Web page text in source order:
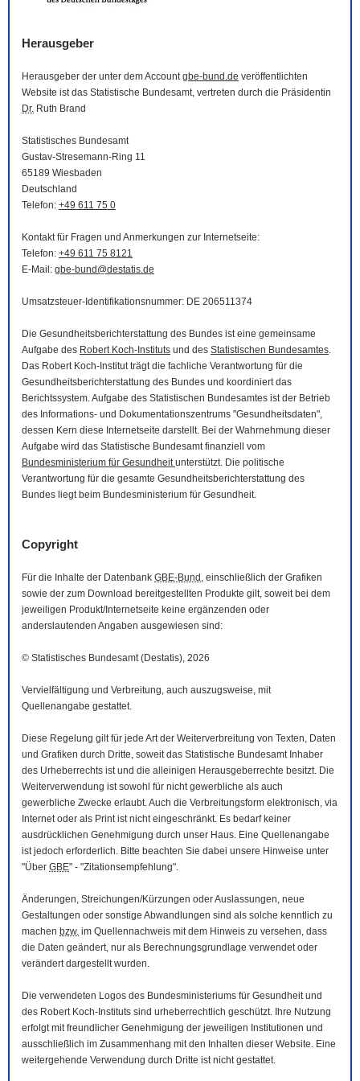
Herausgeber
Herausgeber der unter dem Accountgbe-bund.de veröffentlichten
Website ist das Statistische Bundesamt, vertreten durch die Präsidentin
Dr. Ruth Brand
Statistisches Bundesamt
Gustav-Stresemann-Ring 11
65189 Wiesbaden
Deutschland
Telefon: +49 611 75 0
Kontakt für Fragen und Anmerkungen zur Internetseite:
Telefon: +49 611 75 8121
E-Mail : gbe-bund@destatis.de
Umsatzsteuer-Identifikationsnummer: DE 206511374
Die Gesundheitsberichterstattung des Bundes ist eine gemeinsame
Aufgabe des Robert Koch-Instituts und des Statistischen Bundesamtes.
Das Robert Koch-Institut trägt die fachliche Verantwortung für die
Gesundheitsberichterstattung des Bundes und koordiniert das
Berichtssystem. Aufgabe des Statistischen Bundesamtes ist der Betrieb
des Informations- und Dokumentationszentrums "Gesundheitsdaten",
dessen Kern diese Internetseite darstellt. Bei der Wahrnehmung dieser
Aufgabe wird das Statistische Bundesamt finanziell vom
Bundesministerium für Gesundheitunterstützt. Die politische
Verantwortung für die gesamte Gesundheitsberichterstattung des
Bundes liegt beim Bundesministerium für Gesundheit.
Copyright
Für die Inhalte der Datenbank GBE-Bund , einschließlich der Grafiken
sowie der zum Download bereitgestellten Produkte gilt, soweit bei dem
jeweiligen Produkt/Internetseite keine ergänzenden oder
anderslautenden Angaben ausgewiesen sind:
© Statistisches Bundesamt (Destatis), 2026
Vervielfältigung und Verbreitung, auch auszugsweise, mit
Quellenangabe gestattet.
Diese Regelung gilt für jede Art der Weiterverbreitung von Texten, Daten
und Grafiken durch Dritte, soweit das Statistische Bundesamt Inhaber
des Urheberrechts ist und die alleinigen Herausgeberrechte besitzt. Die
Weiterverwendung ist sowohl für nicht gewerbliche als auch
gewerbliche Zwecke erlaubt. Auch die Verbreitungsform elektronisch, via
Internet oder als Print ist nicht eingeschränkt. Es bedarf keiner
ausdrücklichen Genehmigung durch unser Haus. Eine Quellenangabe
ist jedoch erforderlich. Bitte beachten Sie dabei unsere Hinweise unter
"Über GBE" - "Zitationsempfehlung".
Änderungen, Streichungen/Kürzungen oder Auslassungen, neue
Gestaltungen oder sonstige Abwandlungen sind als solche kenntlich zu
machen bzw. im Quellennachweis mit dem Hinweis zu versehen, dass
die Daten geändert, nur als Berechnungsgrundlage verwendet oder
verändert dargestellt wurden.
Die verwendeten Logos des Bundesministeriums für Gesundheit und
des Robert Koch-Instituts sind urheberrechtlich geschützt. Ihre Nutzung
erfolgt mit freundlicher Genehmigung der jeweiligen Institutionen und
ausschließlich im Zusammenhang mit den Inhalten dieser Website. Eine
weitergehende Verwendung durch Dritte ist nicht gestattet.